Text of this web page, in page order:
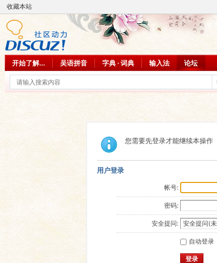
收藏本站
开始了解... 吴语拼音 字典 · 词典 输入法 论坛
您需要先登录才能继续本操作
用户登录
帐号:
密码:
安全提问:
自动登录
登录